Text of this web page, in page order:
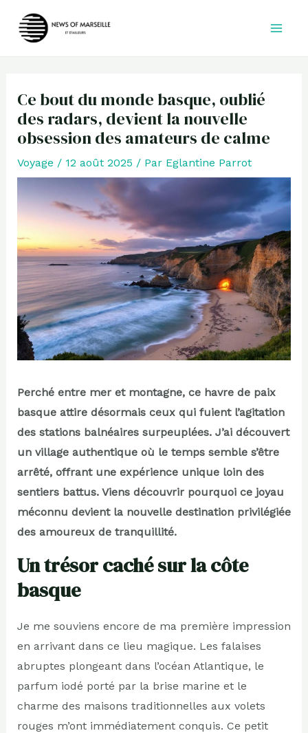
Ce bout du monde basque, oublié
des radars, devient la nouvelle
obsession des amateurs de calme
Voyage / 12 août 2025 / Par Eglantine Parrot
Perché entre mer et montagne, ce havre de paix
basque attire désormais ceux qui fuient l’agitation
des stations balnéaires surpeuplées. J’ai découvert
un village authentique où le temps semble s’être
arrêté, offrant une expérience unique loin des
sentiers battus. Viens découvrir pourquoi ce joyau
méconnu devient la nouvelle destination privilégiée
des amoureux de tranquillité.
Un trésor caché sur la côte
basque
Je me souviens encore de ma première impression
en arrivant dans ce lieu magique. Les falaises
abruptes plongeant dans l’océan Atlantique, le
parfum iodé porté par la brise marine et le
charme des maisons traditionnelles aux volets
rouges m’ont immédiatement conquis. Ce petit